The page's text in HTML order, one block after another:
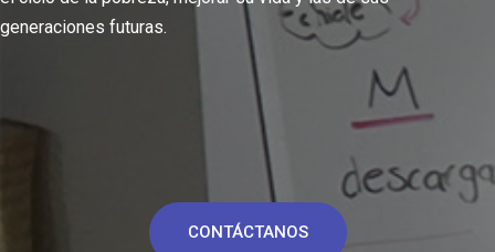
generaciones futuras.
CONTÁCTANOS